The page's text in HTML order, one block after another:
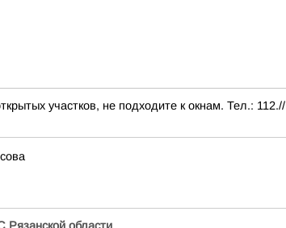
участков, не подходите к окнам. Тел.: 112.//